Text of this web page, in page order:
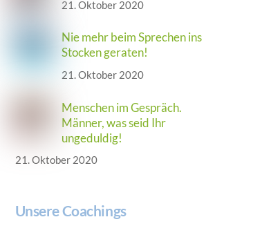
21. Oktober 2020
Nie mehr beim Sprechen ins
Stocken geraten!
21. Oktober 2020
Menschen im Gespräch.
Männer, was seid Ihr
ungeduldig!
21. Oktober 2020
Unsere Coachings